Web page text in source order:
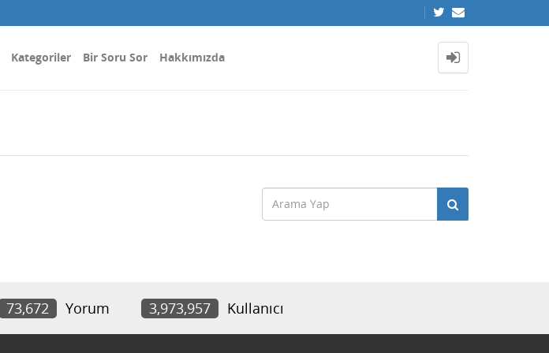
Kategoriler Bir Soru Sor Hakkımızda
73,672 Yorum 3,973,957 Kullanıcı